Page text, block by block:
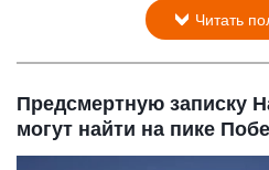
Читать
Предсмертную записку
могут найти на пике